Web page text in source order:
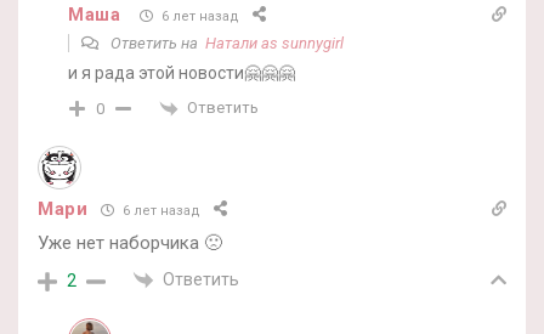
Маша 6 лет назад
Ответить на Натали as sunnygirl
и я рада этой новости🤗🤗🤗
0 Ответить
Мари 6 лет назад
Уже нет наборчика 🙁
2 Ответить